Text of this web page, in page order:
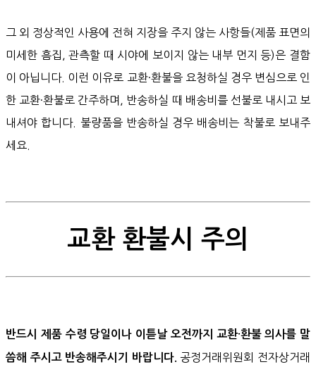
그 외 정상적인 사용에 전혀 지장을 주지 않는 사항들(제품 표면의
미세한 흠집, 관측할 때 시야에 보이지 않는 내부 먼지 등)은 결함
이 아닙니다. 이런 이유로 교환·환불을 요청하실 경우 변심으로 인
한 교환·환불로 간주하며, 반송하실 때 배송비를 선불로 내시고 보
내셔야 합니다. 불량품을 반송하실 경우 배송비는 착불로 보내주
세요.
교환 환불시 주의
반드시 제품 수령 당일이나 이튿날 오전까지 교환·환불 의사를 말
씀해 주시고 반송해주시기 바랍니다. 공정거래위원회 전자상거래